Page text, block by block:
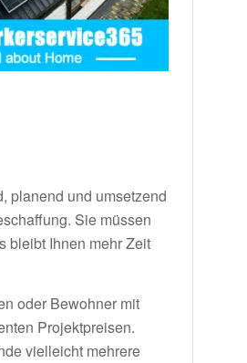
planend und umsetzend
Sie müssen
bleibt Ihnen mehr Zeit
oder Bewohner mit
Projektpreisen.
vielleicht mehrere